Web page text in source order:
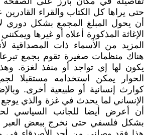
حتى يراها كل الكتاب والقراء
أن يحول المبلغ المجمع بشكل
الإغاثة المذكورة أعلاه أو غيرها
المزيد من الأسماء ذات المصداقية
هناك منظمات صغيرة تقوم بجمع
يكون لها إي تواجد أو منفذ لغزة.
الحوار يمكن استخدامه مستقبلا
كوارث إنسانية أو طبيعية أخرى.
الإنساني لما يحدث في غزة والذي يوجع
أن أعرض أيضا للجانب السياسي
بشكل فلسفي حتى نخرج ببعض العبر